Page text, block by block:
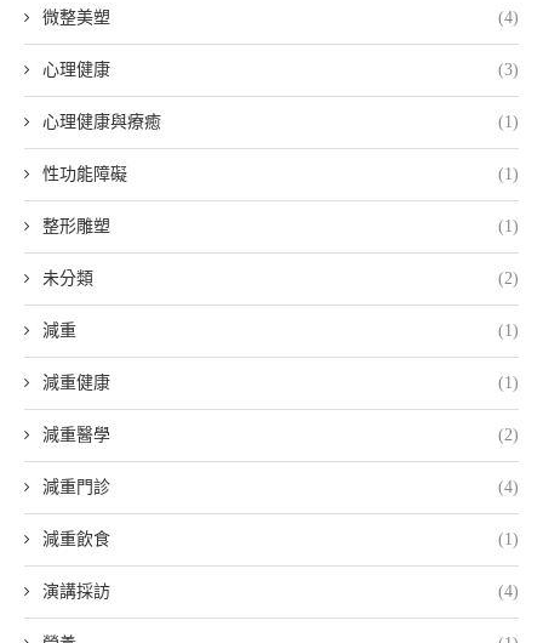
微整美塑 (4)
心理健康 (3)
心理健康與療癒 (1)
性功能障礙 (1)
整形雕塑 (1)
未分類 (2)
減重 (1)
減重健康 (1)
減重醫學 (2)
減重門診 (4)
減重飲食 (1)
演講採訪 (4)